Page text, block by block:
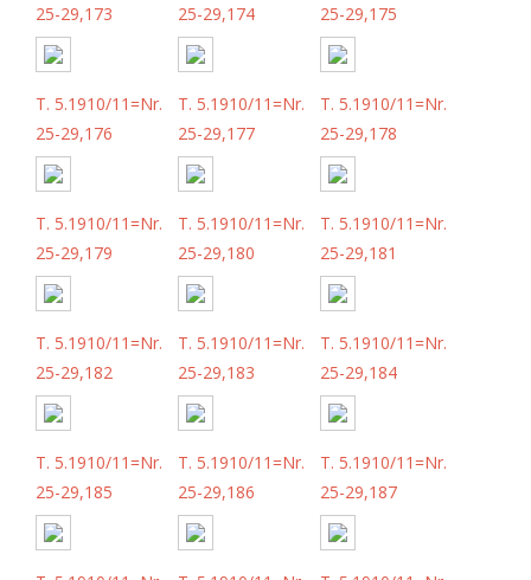
25-29,173
25-29,174
25-29,175
T. 5.1910/11=Nr.
25-29,176
T. 5.1910/11=Nr.
25-29,177
T. 5.1910/11=Nr.
25-29,178
T. 5.1910/11=Nr.
25-29,179
T. 5.1910/11=Nr.
25-29,180
T. 5.1910/11=Nr.
25-29,181
T. 5.1910/11=Nr.
25-29,182
T. 5.1910/11=Nr.
25-29,183
T. 5.1910/11=Nr.
25-29,184
T. 5.1910/11=Nr.
25-29,185
T. 5.1910/11=Nr.
25-29,186
T. 5.1910/11=Nr.
25-29,187